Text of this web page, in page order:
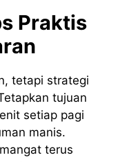
Praktis
tetapi strategi
tujuan
setiap pagi
manis.
terus